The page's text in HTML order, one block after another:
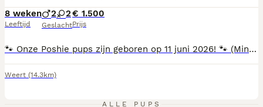
8 weken
Leeftijd
2 2
Geslacht
€ 1.500
Prijs
🐾 Onze Poshie pups zijn geboren op 11 juni 2026! 🐾 (Mini Sheltie x Pomeriaan) Met heel veel liefde mogen wij de geboorte van ons allereerste nestje Poshie pups aankondigen. Twee teefjes als Twee reutjes zijn beschikbaar. De pups groeien op in huiselijke kring en worden van bij de geboorte omringd met veel liefde, zorg, aandacht en socialisatie. Ze maken dagelijks kennis met gewone huishoudelijke geluiden en krijgen veel menselijk contact. Zowel mama als papa zijn lieve, sociale honden met een zacht karakter. Beide ouders werden nagekeken door de dierenarts en hebben de nodige gezondheidsonderzoeken doorlopen. Onze pups zullen: 🐾 Huiselijk worden grootgebracht 🐾 Gewend zijn aan dagelijkse geluiden en menselijk contact 🐾 Regelmatig ontwormd worden 🐾 Correct gevaccineerd worden volgens leeftijd 🐾 Gechipt worden 🐾 Gecontroleerd worden door de dierenarts 🐾 Een Europees paspoort meekrijgen Verhuizen naar hun nieuwe thuis 🇧🇪 Binnen België mogen de pups hun nest verlaten vanaf de leeftijd van 8 weken. 🇳🇱 Voor Nederland gelden strengere regels. Pups moeten eerst een geldige rabiësvaccinatie krijgen vanaf 12 weken leeftijd, waarna nog een wachttijd van 21 dagen geldt. Hierdoor mogen pups pas naar Nederland verhuizen vanaf een leeftijd van ongeveer 15 weken. Ze krijgen hiervoor uiteraard de nodige vaccinaties, chipregistratie en documenten mee. Wij vinden het erg belangrijk dat onze pups terechtkomen in een warme en liefdevolle thuis. Daarom nemen wij graag de tijd om toekomstige baasjes beter te leren kennen. Bij interesse werken wij met een voorkeurslijst voor toekomstige baasjes. 💌 Stuur gerust een berichtje voor meer informatie, foto's of een kennismaking. We vertellen met plezier meer over onze kleine wondertjes!
Weert (14.3km)
ALLE PUPS